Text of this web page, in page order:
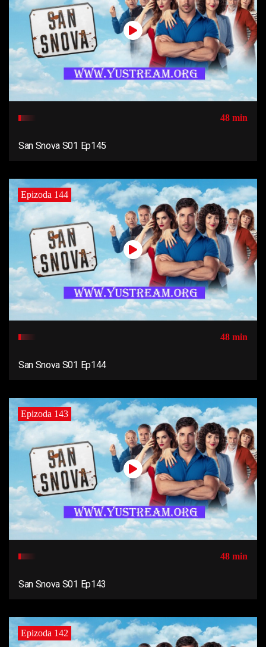
48 min
San Snova S01 Ep145
Epizoda 144
48 min
San Snova S01 Ep144
Epizoda 143
48 min
San Snova S01 Ep143
Epizoda 142